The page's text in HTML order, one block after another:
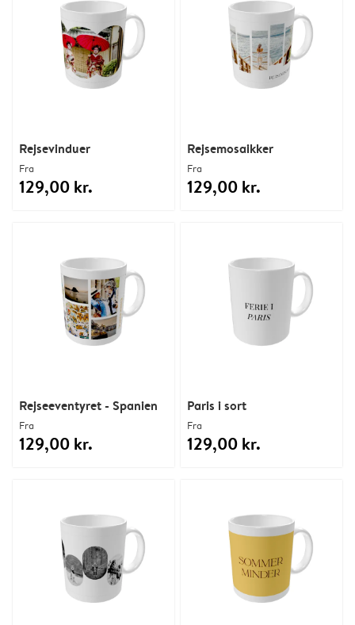
Rejsemosaikker
Fra
129,00 kr.
Rejseeventyret - Spanien
Fra
129,00 kr.
Rejsevinduer
Fra
129,00 kr.
Paris i sort
Fra
129,00 kr.